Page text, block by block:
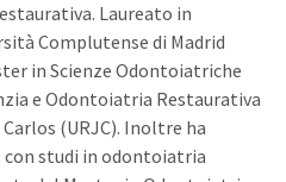
Laureato in
Complutense di Madrid
in Scienze Odontoiatriche
e Odontoiatria Restaurativa
(URJC). Inoltre ha
studi in odontoiatria